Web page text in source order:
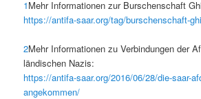
1Mehr Infor­ma­tio­nen zur Burschen­schaft
https://antifa-saar.org/tag/burschenschaft-
2Mehr Infor­ma­tio­nen zu Verbindun­gen der
ländis­chen Nazis:
https://antifa-saar.org/2016/06/28/die-saar-
angekommen/